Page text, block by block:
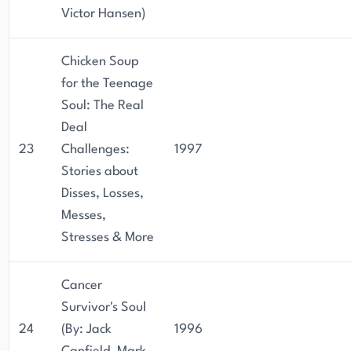
Victor Hansen)
23
Chicken Soup
for the Teenage
Soul: The Real
Deal
Challenges:
Stories about
Disses, Losses,
Messes,
Stresses & More
1997
24
Cancer
Survivor's Soul
(By: Jack
1996